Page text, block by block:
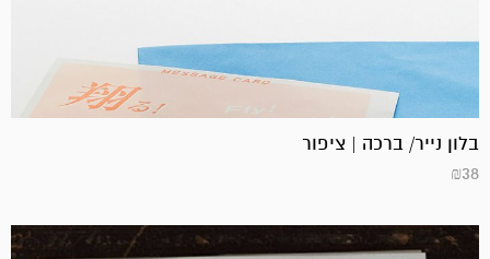
בלון נייר/ ברכה | ציפור
₪38